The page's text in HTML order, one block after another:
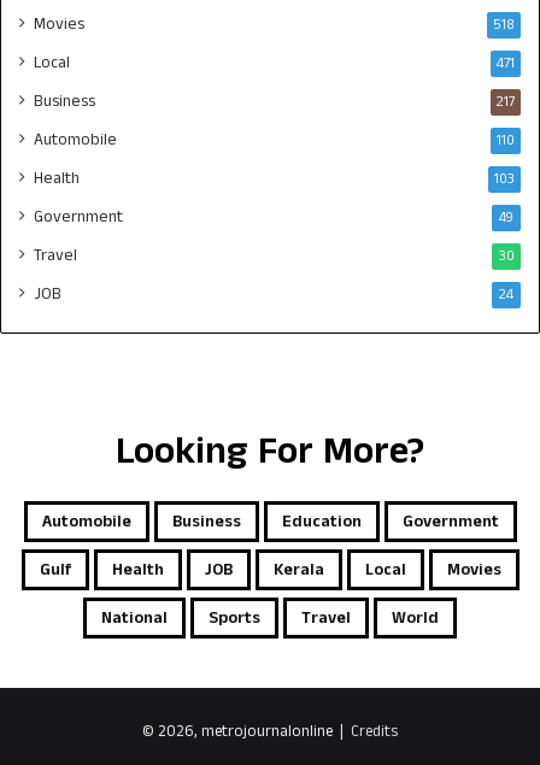
Movies 518
Local 471
Business 217
Automobile 110
Health 103
Government 49
Travel 30
JOB 24
Looking For More?
Automobile Business Education
Government
Gulf
Health JOB Kerala Local
Movies
National
Sports Travel World
© 2026, metrojournalonline | Credits